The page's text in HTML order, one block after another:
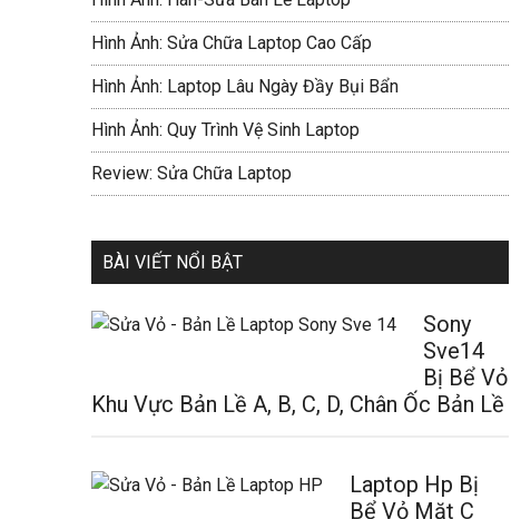
Hình Ảnh: Sửa Chữa Laptop Cao Cấp
Hình Ảnh: Laptop Lâu Ngày Đầy Bụi Bẩn
Hình Ảnh: Quy Trình Vệ Sinh Laptop
Review: Sửa Chữa Laptop
BÀI VIẾT NỔI BẬT
Sony
Sve14
Bị Bể Vỏ
Khu Vực Bản Lề A, B, C, D, Chân Ốc Bản Lề
Laptop Hp Bị
Bể Vỏ Mặt C